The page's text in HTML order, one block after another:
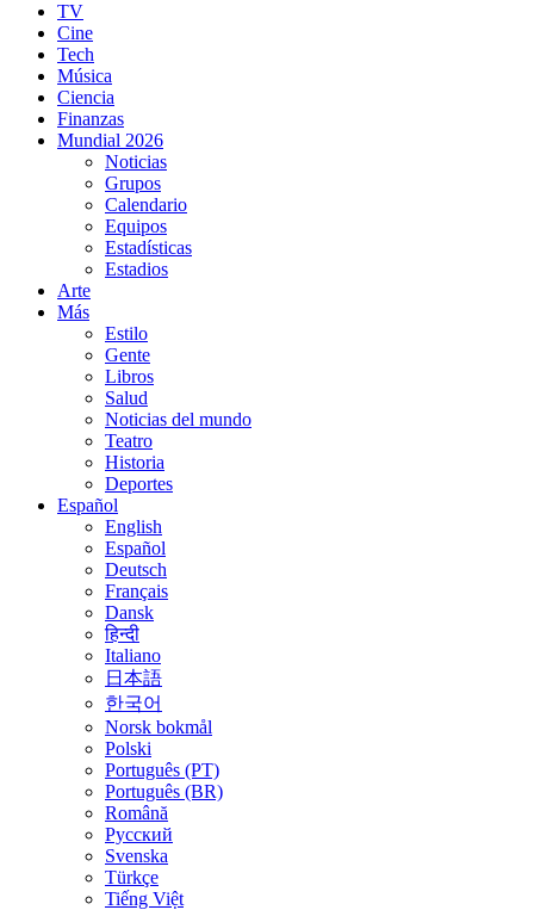
TV
Cine
Tech
Música
Ciencia
Finanzas
Mundial 2026
Noticias
Grupos
Calendario
Equipos
Estadísticas
Estadios
Arte
Más
Estilo
Gente
Libros
Salud
Noticias del mundo
Teatro
Historia
Deportes
Español
English
Español
Deutsch
Français
Dansk
हिन्दी
Italiano
日本語
한국어
Norsk bokmål
Polski
Português (PT)
Português (BR)
Română
Русский
Svenska
Türkçe
Tiếng Việt